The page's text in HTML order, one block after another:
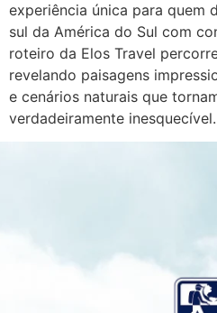
experiência única para quem
sul da América do Sul com
roteiro da Elos Travel
revelando paisagens
e cenários naturais que
verdadeiramente inesquecível.